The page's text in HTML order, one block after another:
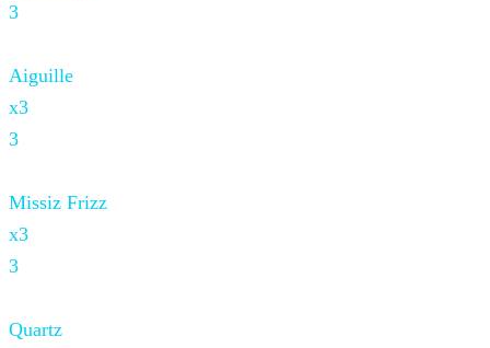
3
Aiguille
x3
3
Missiz Frizz
x3
3
Quartz